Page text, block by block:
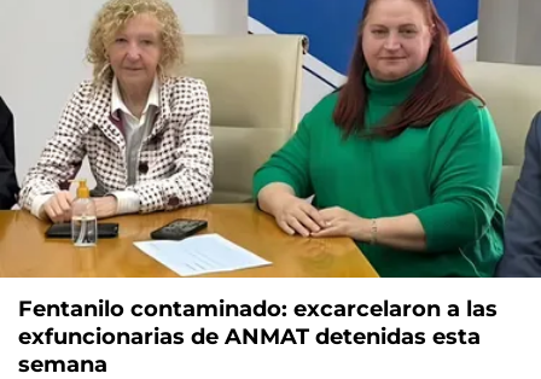
Fentanilo contaminado: excarcelaron a las
exfuncionarias de ANMAT detenidas esta
semana